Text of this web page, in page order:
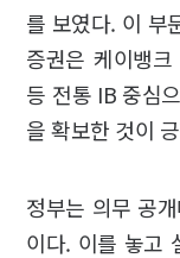
를 보였다. 이 부
증권은 케이뱅
등 전통 IB 중심
을 확보한 것이
정부는 의무 공
이다. 이를 놓고